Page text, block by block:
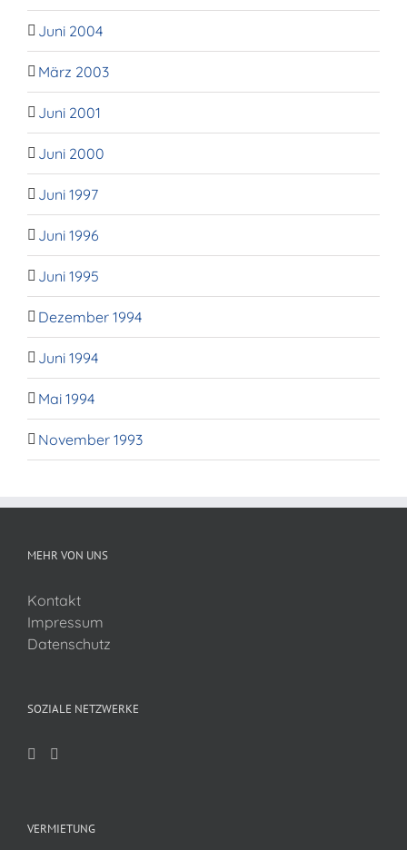
Juni 2004
März 2003
Juni 2001
Juni 2000
Juni 1997
Juni 1996
Juni 1995
Dezember 1994
Juni 1994
Mai 1994
November 1993
MEHR VON UNS
Kontakt
Impressum
Datenschutz
SOZIALE NETZWERKE
VERMIETUNG